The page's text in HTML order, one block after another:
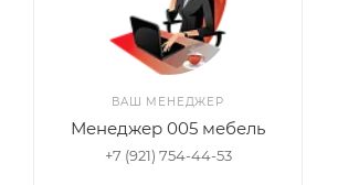
ВАШ МЕНЕДЖЕР
Менеджер 005 мебель
+7 (921) 754-44-53